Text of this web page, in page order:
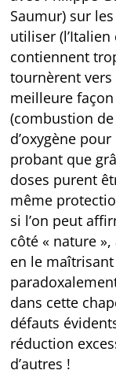
Saumur) sur
utiliser
contiennent
tournèrent vers
meilleure
(combustion
d’oxygène
probant que
doses purent
même
si l’on peut
côté « nature
en le
dans cette
défauts
réduction
d’autres !